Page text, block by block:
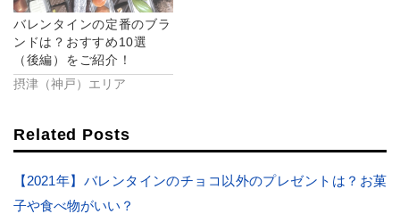
バレンタインの定番のブラ
ンドは？おすすめ10選
（後編）をご紹介！
摂津（神戸）エリア
Related Posts
【2021年】バレンタインのチョコ以外のプレゼントは？お菓
子や食べ物がいい？